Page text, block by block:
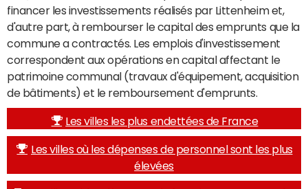
financer les investissements réalisés par Littenheim et,
d'autre part, à rembourser le capital des emprunts que la
commune a contractés. Les emplois d'investissement
correspondent aux opérations en capital affectant le
patrimoine communal (travaux d'équipement, acquisition
de bâtiments) et le remboursement d'emprunts.
Les villes les plus endettées de France
Les villes où les dépenses de personnel sont les plus
élevées